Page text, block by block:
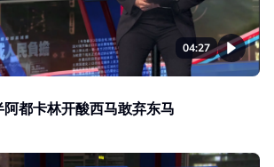
04:27
阿都卡林开酸西马敢弃东马